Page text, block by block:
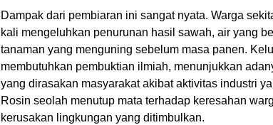
Dampak dari pembiaran ini sangat nyata. Warga
kali mengeluhkan penurunan hasil sawah, air yang
tanaman yang menguning sebelum masa panen.
membutuhkan pembuktian ilmiah, menunjukkan
yang dirasakan masyarakat akibat aktivitas industri
Rosin seolah menutup mata terhadap keresahan
kerusakan lingkungan yang ditimbulkan.